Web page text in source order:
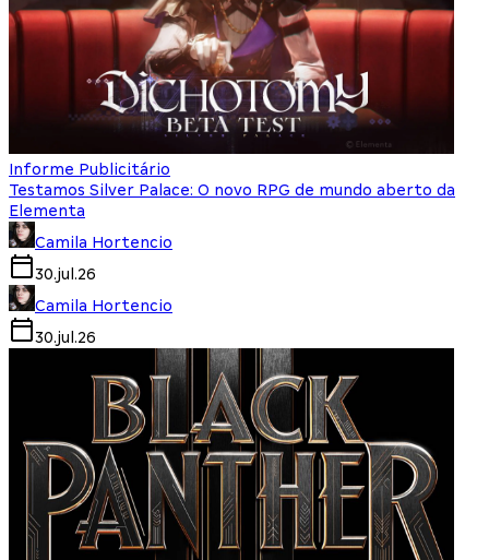
Informe Publicitário
Testamos Silver Palace: O novo RPG de mundo aberto da
Elementa
Camila Hortencio
30.jul.26
Camila Hortencio
30.jul.26